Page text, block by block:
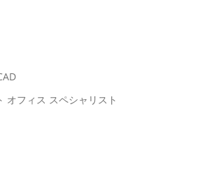
オフィス スペシャリスト